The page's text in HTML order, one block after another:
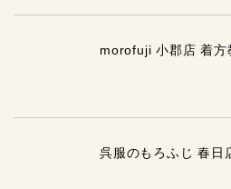
morofuji 小郡店 着方
呉服のもろふじ 春日